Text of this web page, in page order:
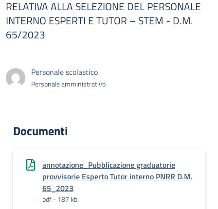
RELATIVA ALLA SELEZIONE DEL PERSONALE
INTERNO ESPERTI E TUTOR – STEM - D.M.
65/2023
Personale scolastico
Personale amministrativo
Documenti
annotazione_Pubblicazione graduatorie
provvisorie Esperto Tutor interno PNRR D.M.
65_2023
pdf - 187 kb